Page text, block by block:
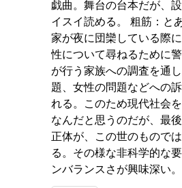
戯曲。舞台の台本だが、
イスイ読める。 粗筋：と
家が夜に団欒している際
性について尋ねるために
が行う家族への調査を通
題、女性の問題などへの
れる。このため現代社会
なんだと思うのだが、最
正体が、この世のもので
る。その様な非科学的な
ンバランスさが興味深い。